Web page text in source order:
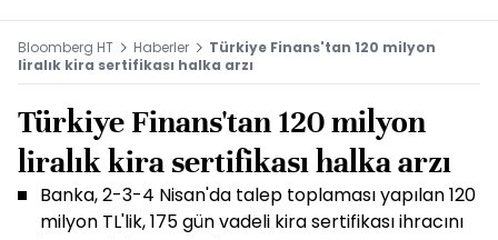
Bloomberg HT Haberler
Türkiye Finans'tan 120 milyon
liralık kira sertifikası halka arzı
Türkiye Finans'tan 120 milyon
liralık kira sertifikası halka arzı
Banka, 2-3-4 Nisan'da talep toplaması yapılan 120
milyon TL'lik, 175 gün vadeli kira sertifikası ihracını